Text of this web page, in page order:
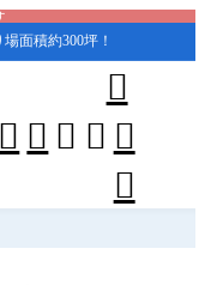
面積約300坪！
   


